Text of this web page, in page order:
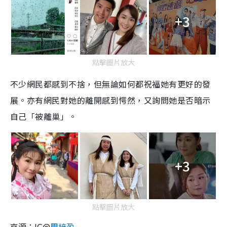
+3
點擊圖片放大
不少網民都感到不捨，但無論如何都祝福她有更好的發
展。亦有網民對她的離開感到愕然，又詢問她是否暗示
自己「被離巢」。
+3
點擊圖片放大